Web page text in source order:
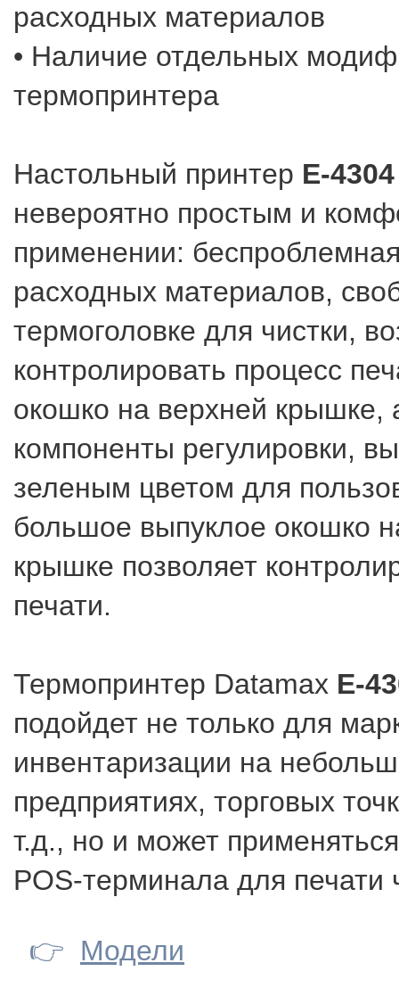
расходных материалов
• Наличие отдельных
термопринтера
Настольный принтер E-4304
невероятно простым и
применении: беспроблемная
расходных материалов,
термоголовке для чистки,
контролировать процесс
окошко на верхней крышке,
компоненты регулировки,
зеленым цветом для
большое выпуклое окошко
крышке позволяет
печати.
Термопринтер Datamax E-
подойдет не только для
инвентаризации на
предприятиях, торговых
т.д., но и может
POS-терминала для печати
👉 Модели